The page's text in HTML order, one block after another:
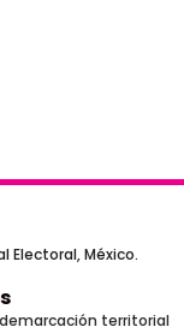
Electoral, México.
territorial